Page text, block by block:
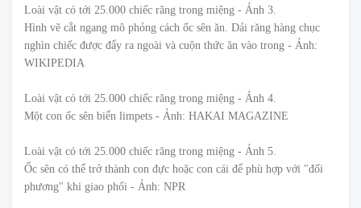
Loài vật có tới 25.000 chiếc răng trong miệng - Ảnh 3.
Hình vẽ cắt ngang mô phỏng cách ốc sên ăn. Dải răng hàng chục
nghìn chiếc được đẩy ra ngoài và cuộn thức ăn vào trong - Ảnh:
WIKIPEDIA
Loài vật có tới 25.000 chiếc răng trong miệng - Ảnh 4.
Một con ốc sên biển limpets - Ảnh: HAKAI MAGAZINE
Loài vật có tới 25.000 chiếc răng trong miệng - Ảnh 5.
Ốc sên có thể trở thành con đực hoặc con cái để phù hợp với "đối
phương" khi giao phối - Ảnh: NPR